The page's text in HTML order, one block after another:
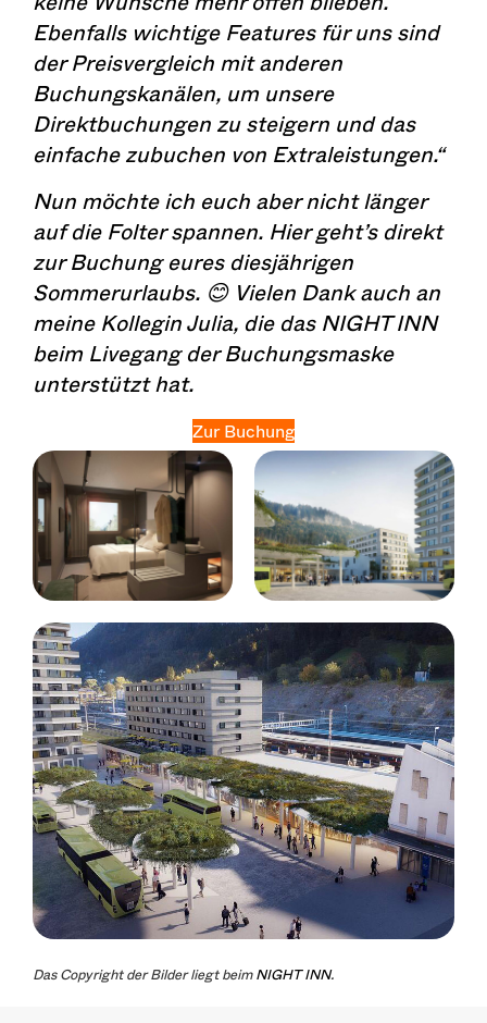
Ebenfalls wichtige Features für uns sind
der Preisvergleich mit anderen
Buchungskanälen, um unsere
Direktbuchungen zu steigern und das
einfache zubuchen von Extraleistungen.“
Nun möchte ich euch aber nicht länger
auf die Folter spannen. Hier geht’s direkt
zur Buchung eures diesjährigen
Sommerurlaubs. 😊 Vielen Dank auch an
meine Kollegin Julia, die das NIGHT INN
beim Livegang der Buchungsmaske
unterstützt hat.
Zur Buchung
Das Copyright der Bilder liegt beimNIGHT INN.